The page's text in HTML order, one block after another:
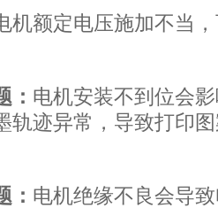
机额定电压施加不当
： 电机安装不到位会
轨迹异常，导致打印
： 电机绝缘不良会导